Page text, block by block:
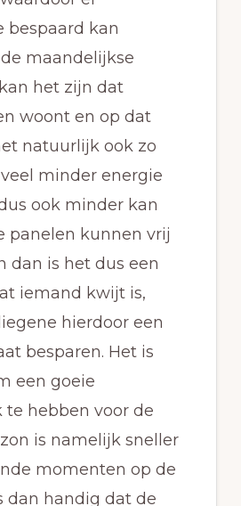
bespaard kan
maandelijkse
het zijn dat
woont en op dat
natuurlijk ook zo
minder energie
ook minder kan
panelen kunnen vrij
dan is het dus een
iemand kwijt is,
hierdoor een
besparen. Het is
een goeie
te hebben voor de
is namelijk sneller
momenten op de
dan handig dat de